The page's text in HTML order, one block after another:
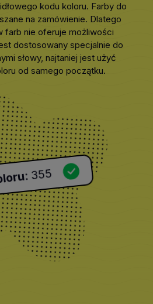
kodu koloru. Farby do
na zamówienie. Dlatego
nie oferuje możliwości
dostosowany specjalnie do
słowy, najtaniej jest użyć
od samego początku.
: 355